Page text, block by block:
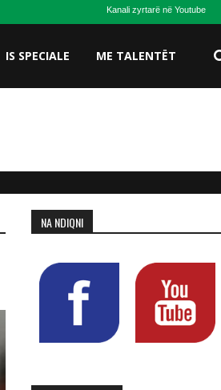
Kanali zyrtarë në Youtube
IS SPECIALE ME TALENTËT
NA NDIQNI